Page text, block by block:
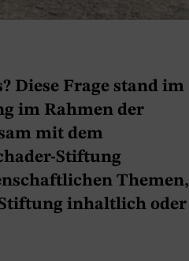
Diese Frage stand im
im Rahmen der
mit dem
Stiftung
Themen,
inhaltlich oder